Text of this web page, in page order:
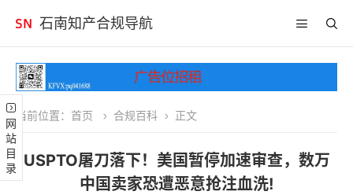
石南知产合规导航
网站目录
当前位置： 首页 合规百科 正文
USPTO屠刀落下！美国暂停加速审查，数万
中国卖家恐遭恶意抢注血洗!